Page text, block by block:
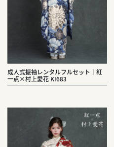
成人式振袖レンタルフルセット｜紅
一点×村上愛花 KI683